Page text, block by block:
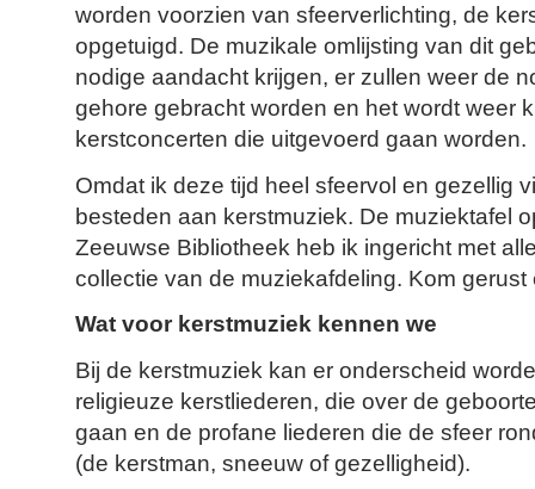
worden voorzien van sfeerverlichting, de
opgetuigd. De muzikale omlijsting van dit
nodige aandacht krijgen, er zullen weer de
gehore gebracht worden en het wordt weer
kerstconcerten die uitgevoerd gaan worden.
Omdat ik deze tijd heel sfeervol en gezellig
besteden aan kerstmuziek. De muziektafel
Zeeuwse Bibliotheek heb ik ingericht met
collectie van de muziekafdeling. Kom gerust
Wat voor kerstmuziek kennen we
Bij de kerstmuziek kan er onderscheid
religieuze kerstliederen, die over de
gaan en de profane liederen die de sfeer
(de kerstman, sneeuw of gezelligheid).